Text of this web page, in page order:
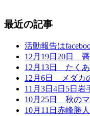
最近の記事
活動報告は
12月19日20日
12月13日 たくあ
12月6日 メダカ
11月3日4日5日
10月25日 秋の
10月11日赤峰勝